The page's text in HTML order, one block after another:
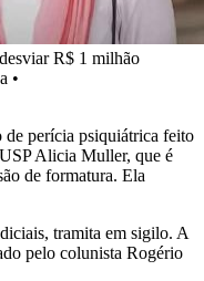
R$ 1 milhão
•
de perícia psiquiátrica feito
Alicia Muller, que é
de formatura. Ela
tramita em sigilo. A
pelo colunista Rogério